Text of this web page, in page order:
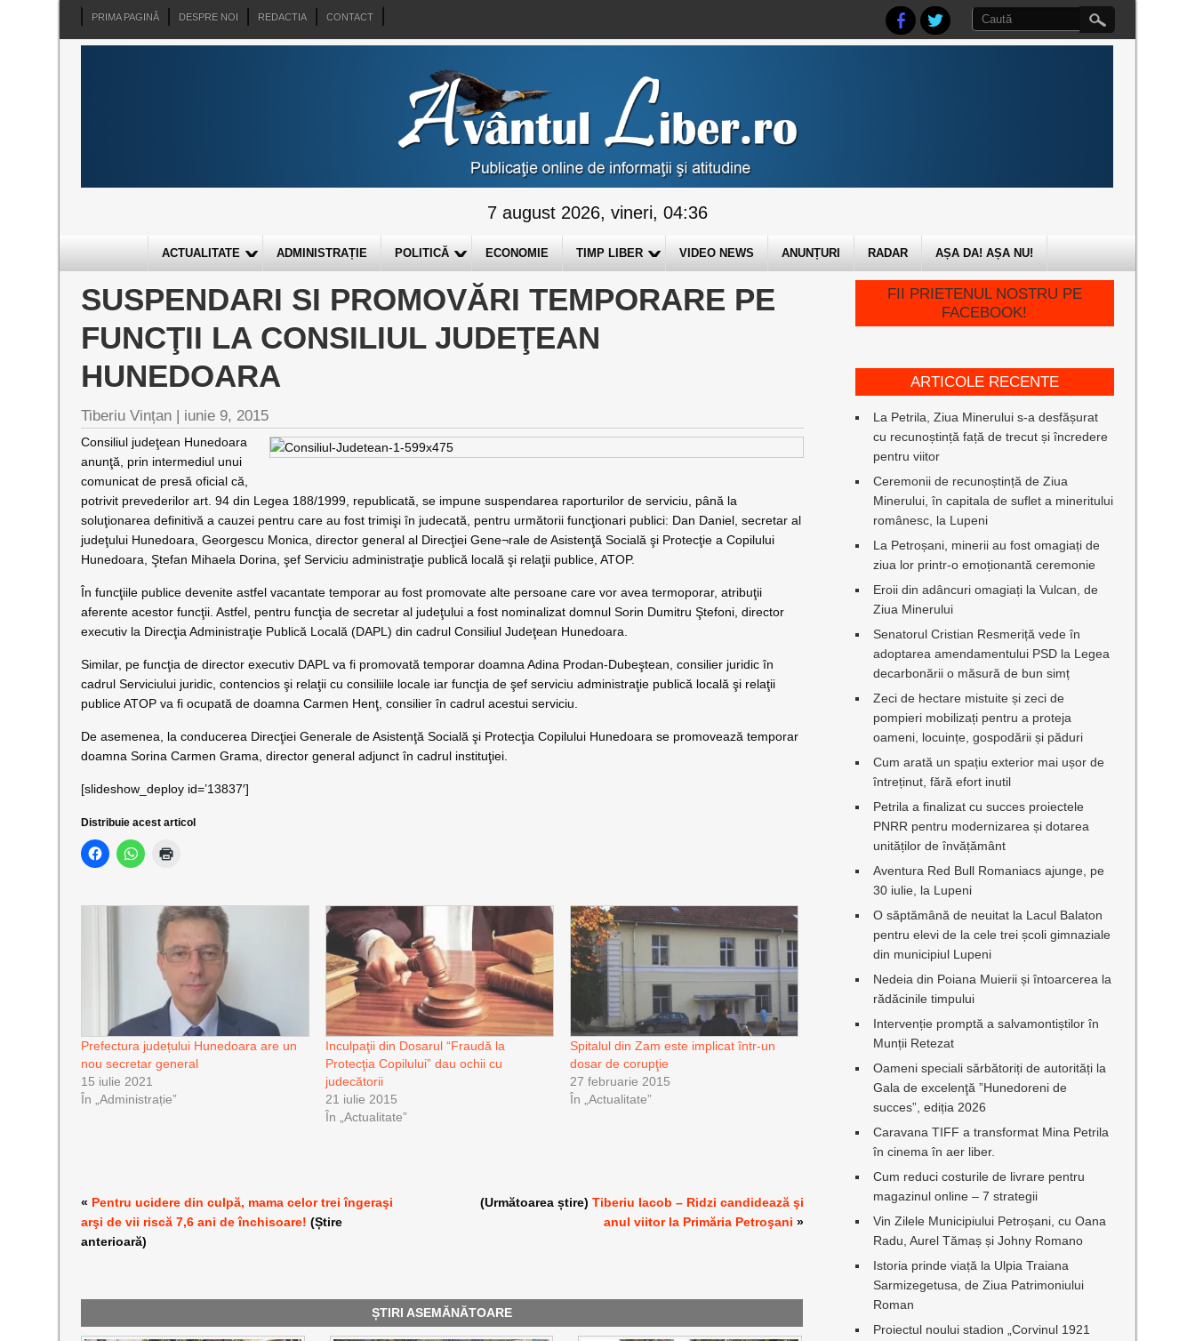
PRIMA PAGINĂ DESPRE NOI REDACTIA CONTACT
7 august 2026, vineri, 04:36
ACTUALITATE ADMINISTRAȚIE POLITICĂ ECONOMIE TIMP LIBER VIDEO NEWS ANUNȚURI RADAR AȘA DA! AȘA NU!
SUSPENDARI SI PROMOVĂRI TEMPORARE PE
FUNCŢII LA CONSILIUL JUDEŢEAN
HUNEDOARA
Tiberiu Vințan | iunie 9, 2015
Consiliul judeţean Hunedoara
anunţă, prin intermediul unui
comunicat de presă oficial că,
potrivit prevederilor art. 94 din Legea 188/1999, republicată, se impune suspendarea raporturilor de serviciu, până la
soluţionarea definitivă a cauzei pentru care au fost trimişi în judecată, pentru următorii funcţionari publici: Dan Daniel, secretar al
judeţului Hunedoara, Georgescu Monica, director general al Direcţiei Gene¬rale de Asistenţă Socială şi Protecţie a Copilului
Hunedoara, Ştefan Mihaela Dorina, şef Serviciu administraţie publică locală şi relaţii publice, ATOP.
În funcţiile publice devenite astfel vacantate temporar au fost promovate alte persoane care vor avea termoporar, atribuţii
aferente acestor funcţii. Astfel, pentru funcţia de secretar al judeţului a fost nominalizat domnul Sorin Dumitru Ştefoni, director
executiv la Direcţia Administraţie Publică Locală (DAPL) din cadrul Consiliul Judeţean Hunedoara.
Similar, pe funcţia de director executiv DAPL va fi promovată temporar doamna Adina Prodan-Dubeştean, consilier juridic în
cadrul Serviciului juridic, contencios şi relaţii cu consiliile locale iar funcţia de şef serviciu administraţie publică locală şi relaţii
publice ATOP va fi ocupată de doamna Carmen Henţ, consilier în cadrul acestui serviciu.
De asemenea, la conducerea Direcţiei Generale de Asistenţă Socială şi Protecţia Copilului Hunedoara se promovează temporar
doamna Sorina Carmen Grama, director general adjunct în cadrul instituţiei.
[slideshow_deploy id=’13837′]
Distribuie acest articol
Prefectura județului Hunedoara are un
nou secretar general
15 iulie 2021
În „Administrație”
Inculpaţii din Dosarul “Fraudă la
Protecţia Copilului” dau ochii cu
judecătorii
21 iulie 2015
În „Actualitate”
Spitalul din Zam este implicat într-un
dosar de corupţie
27 februarie 2015
În „Actualitate”
« Pentru ucidere din culpă, mama celor trei îngeraşi
arşi de vii riscă 7,6 ani de închisoare! (Știre
anterioară)
(Următoarea știre)Tiberiu Iacob – Ridzi candidează şi
anul viitor la Primăria Petroşani »
ȘTIRI ASEMĂNĂTOARE
FII PRIETENUL NOSTRU PE
FACEBOOK!
ARTICOLE RECENTE
La Petrila, Ziua Minerului s-a desfășurat
cu recunoștință față de trecut și încredere
pentru viitor
Ceremonii de recunoștință de Ziua
Minerului, în capitala de suflet a mineritului
românesc, la Lupeni
La Petroșani, minerii au fost omagiați de
ziua lor printr-o emoționantă ceremonie
Eroii din adâncuri omagiați la Vulcan, de
Ziua Minerului
Senatorul Cristian Resmeriță vede în
adoptarea amendamentului PSD la Legea
decarbonării o măsură de bun simț
Zeci de hectare mistuite și zeci de
pompieri mobilizați pentru a proteja
oameni, locuințe, gospodării și păduri
Cum arată un spațiu exterior mai ușor de
întreținut, fără efort inutil
Petrila a finalizat cu succes proiectele
PNRR pentru modernizarea și dotarea
unităților de învățământ
Aventura Red Bull Romaniacs ajunge, pe
30 iulie, la Lupeni
O săptămână de neuitat la Lacul Balaton
pentru elevi de la cele trei școli gimnaziale
din municipiul Lupeni
Nedeia din Poiana Muierii și întoarcerea la
rădăcinile timpului
Intervenție promptă a salvamontiștilor în
Munții Retezat
Oameni speciali sărbătoriți de autorități la
Gala de excelenţă ”Hunedoreni de
succes”, ediția 2026
Caravana TIFF a transformat Mina Petrila
în cinema în aer liber.
Cum reduci costurile de livrare pentru
magazinul online – 7 strategii
Vin Zilele Municipiului Petroșani, cu Oana
Radu, Aurel Tămaș și Johny Romano
Istoria prinde viață la Ulpia Traiana
Sarmizegetusa, de Ziua Patrimoniului
Roman
Proiectul noului stadion „Corvinul 1921